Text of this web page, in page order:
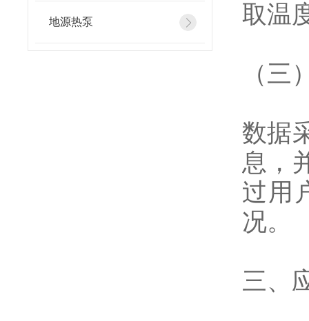
地源热泵 取温
（
数据
息，
过用
况。
三、